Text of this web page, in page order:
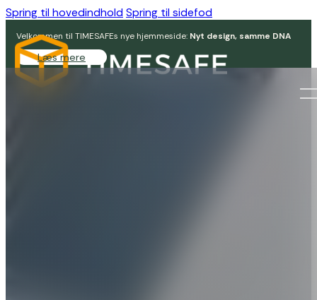
Spring til hovedindhold Spring til sidefod
Velkommen til TIMESAFEs nye hjemmeside: Nyt design, samme DNA
Læs mere